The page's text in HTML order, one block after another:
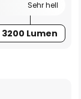
Sehr hell
3200 Lumen